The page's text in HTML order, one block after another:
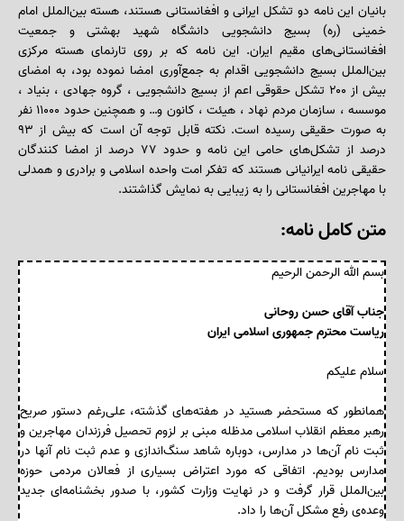
بانیان این نامه دو تشکل ایرانی و افغانستانی هستند، هسته بین‌الملل امام
خمینی (ره) بسیج دانشجویی دانشگاه شهید بهشتی‌ و جمعیت
افغانستانی‌های مقیم ایران. این نامه که بر روی تارنمای هسته مرکزی
بین‌الملل بسیج دانشجویی اقدام به جمع‌آوری امضا نموده بود، به امضای
بیش از ۲۰۰ تشکل حقوقی اعم از بسیج دانشجویی ، گروه جهادی ، بنیاد ،
موسسه ، سازمان مردم نهاد ، هیئت ، کانون و… و همچنین حدود ۱۱۰۰۰ نفر
به صورت حقیقی رسیده است. نکته قابل توجه آن است که بیش از ۹۳
درصد از تشکل‌های حامی این نامه و حدود ۷۷ درصد از امضا کنندگان
حقیقی نامه ایرانیانی هستند که تفکر امت واحده اسلامی و برادری و همدلی
با مهاجرین افغانستانی را به زیبایی به نمایش گذاشتند.
متن کامل نامه:
بسم الله الرحمن الرحیم
جناب آقای حسن روحانی
ریاست محترم جمهوری اسلامی ایران
سلام علیکم
همانطور که مستحضر هستید در هفته‌های گذشته، علی‌رغم دستور صریح
رهبر معظم انقلاب اسلامی مدظله مبنی بر لزوم تحصیل فرزندان مهاجرین و
ثبت نام آن‌ها در مدارس، دوباره شاهد سنگ‌اندازی و عدم ثبت نام آنها در
مدارس بودیم. اتفاقی که مورد اعتراض بسیاری از فعالان مردمی حوزه
بین‌‌الملل قرار گرفت و در نهایت وزارت کشور، با صدور بخشنامه‌ای جدید
وعده‌ی رفع مشکل آن‌ها را داد.